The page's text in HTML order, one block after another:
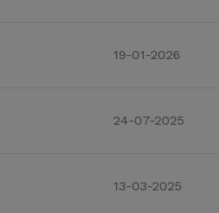
19-01-2026
24-07-2025
13-03-2025